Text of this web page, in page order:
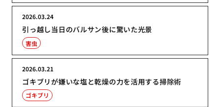
引っ越し当日のバルサン後に驚いた光景
2026.03.24
害虫
ゴキブリが嫌いな塩と乾燥の力を活用する掃除術
2026.03.21
ゴキブリ